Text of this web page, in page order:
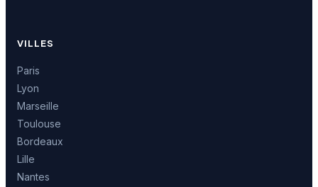
VILLES
Paris
Lyon
Marseille
Toulouse
Bordeaux
Lille
Nantes